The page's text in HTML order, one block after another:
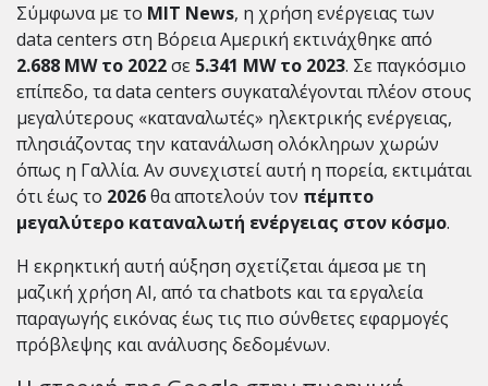
Σύμφωνα με το MIT News, η χρήση ενέργειας των
data centers στη Βόρεια Αμερική εκτινάχθηκε από
2.688 MW το 2022σε 5.341 MW το 2023. Σε παγκόσμιο
επίπεδο, τα data centers συγκαταλέγονται πλέον στους
μεγαλύτερους «καταναλωτές» ηλεκτρικής ενέργειας,
πλησιάζοντας την κατανάλωση ολόκληρων χωρών
όπως η Γαλλία. Αν συνεχιστεί αυτή η πορεία, εκτιμάται
ότι έως το 2026θα αποτελούν τον πέμπτο
μεγαλύτερο καταναλωτή ενέργειας στον κόσμο.
Η εκρηκτική αυτή αύξηση σχετίζεται άμεσα με τη
μαζική χρήση AI, από τα chatbots και τα εργαλεία
παραγωγής εικόνας έως τις πιο σύνθετες εφαρμογές
πρόβλεψης και ανάλυσης δεδομένων.